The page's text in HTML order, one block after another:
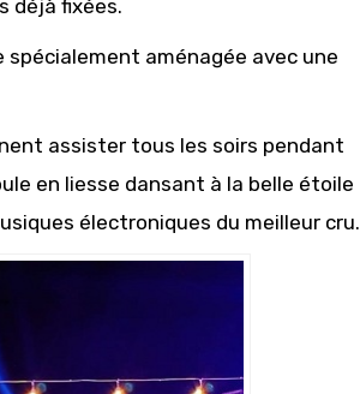
déjà fixées.
spécialement aménagée avec une
assister tous les soirs pendant
en liesse dansant à la belle étoile
électroniques du meilleur cru.